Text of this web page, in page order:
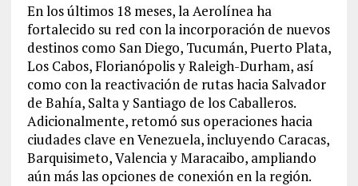
En los últimos 18 meses, la Aerolínea ha
fortalecido su red con la incorporación de nuevos
destinos como San Diego, Tucumán, Puerto Plata,
Los Cabos, Florianópolis y Raleigh-Durham, así
como con la reactivación de rutas hacia Salvador
de Bahía, Salta y Santiago de los Caballeros.
Adicionalmente, retomó sus operaciones hacia
ciudades clave en Venezuela, incluyendo Caracas,
Barquisimeto, Valencia y Maracaibo, ampliando
aún más las opciones de conexión en la región.